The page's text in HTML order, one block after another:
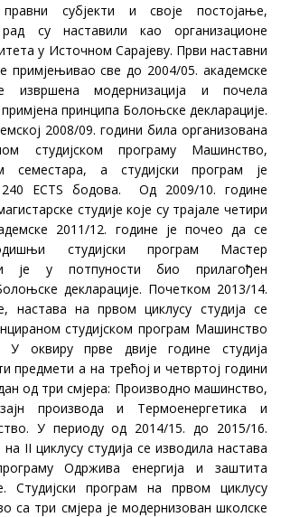
субјекти и своје постојање,
су наставили као организационе
у Источном Сарајеву. Први наставни
примјењивао све до 2004/05. академске
извршена модернизација и почела
принципа Болоњске декларације.
2008/09. години била организована
студијском програму Машинство,
семестара, а студијски програм је
ECTS бодова. Од 2009/10. године
студије које су трајале четири
2011/12. године је почео да се
студијски програм Мастер
је у потпуности био прилагођен
декларације. Почетком 2013/14.
настава на првом циклусу студија се
студијском програм Машинство
У оквиру прве двије године студија
предмети а на трећој и четвртој години
од три смјера: Производно машинство,
производа и Термоенергетика и
У периоду од 2014/15. до 2015/16.
II циклусу студија се изводила настава
Одржива енергија и заштита
Студијски програм на првом циклусу
са три смјера је модернизован школске